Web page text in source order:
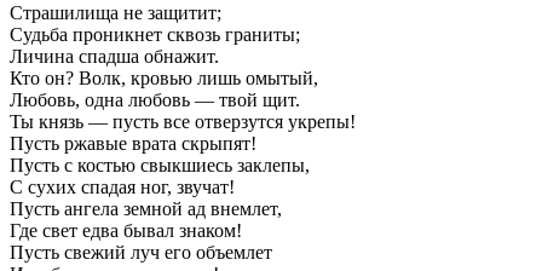
Страшилища не защитит;
Судьба проникнет сквозь граниты;
Личина спадша обнажит.
Кто он? Волк, кровью лишь омытый,
Любовь, одна любовь — твой щит.
Ты князь — пусть все отверзутся укрепы!
Пусть ржавые врата скрыпят!
Пусть с костью свыкшиесь заклепы,
С сухих спадая ног, звучат!
Пусть ангела земной ад внемлет,
Где свет едва бывал знаком!
Пусть свежий луч его объемлет